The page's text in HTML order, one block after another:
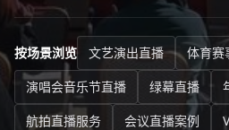
按场景浏览 文艺演出直播 体育赛
演唱会音乐节直播
绿幕直播
航拍直播服务
会议直播案例